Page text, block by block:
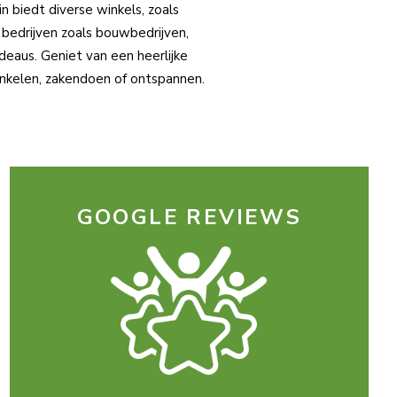
biedt diverse winkels, zoals
zoals bouwbedrijven,
Geniet van een heerlijke
zakendoen of ontspannen.
GOOGLE REVIEWS